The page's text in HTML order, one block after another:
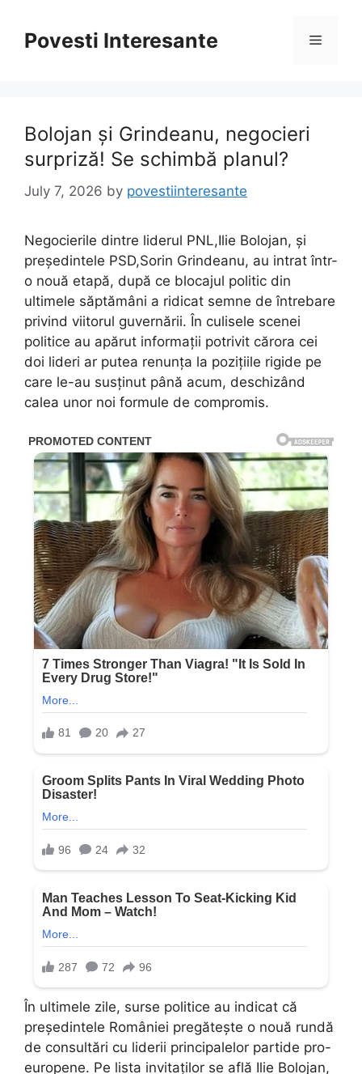
contentPovesti Interesante Menu
Bolojan și Grindeanu, negocieri
surpriză! Se schimbă planul?
July 7, 2026 by povestiinteresante
Negocierile dintre liderul PNL,Ilie Bolojan, și
președintele PSD,Sorin Grindeanu, au intrat într-
o nouă etapă, după ce blocajul politic din
ultimele săptămâni a ridicat semne de întrebare
privind viitorul guvernării. În culisele scenei
politice au apărut informații potrivit cărora cei
doi lideri ar putea renunța la pozițiile rigide pe
care le-au susținut până acum, deschizând
calea unor noi formule de compromis.
În ultimele zile, surse politice au indicat că
președintele României pregătește o nouă rundă
de consultări cu liderii principalelor partide pro-
europene. Pe lista invitaților se află Ilie Bolojan,